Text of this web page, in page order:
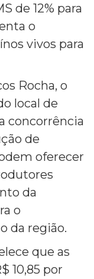
de 12% para
o
vivos para
Rocha, o
local de
concorrência
de
oferecer
da
o
da região.
que as
10,85 por